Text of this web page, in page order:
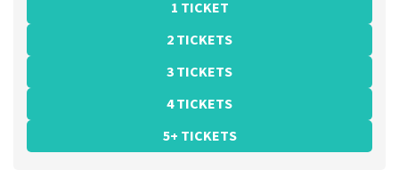
1 TICKET
2 TICKETS
3 TICKETS
4 TICKETS
5+ TICKETS